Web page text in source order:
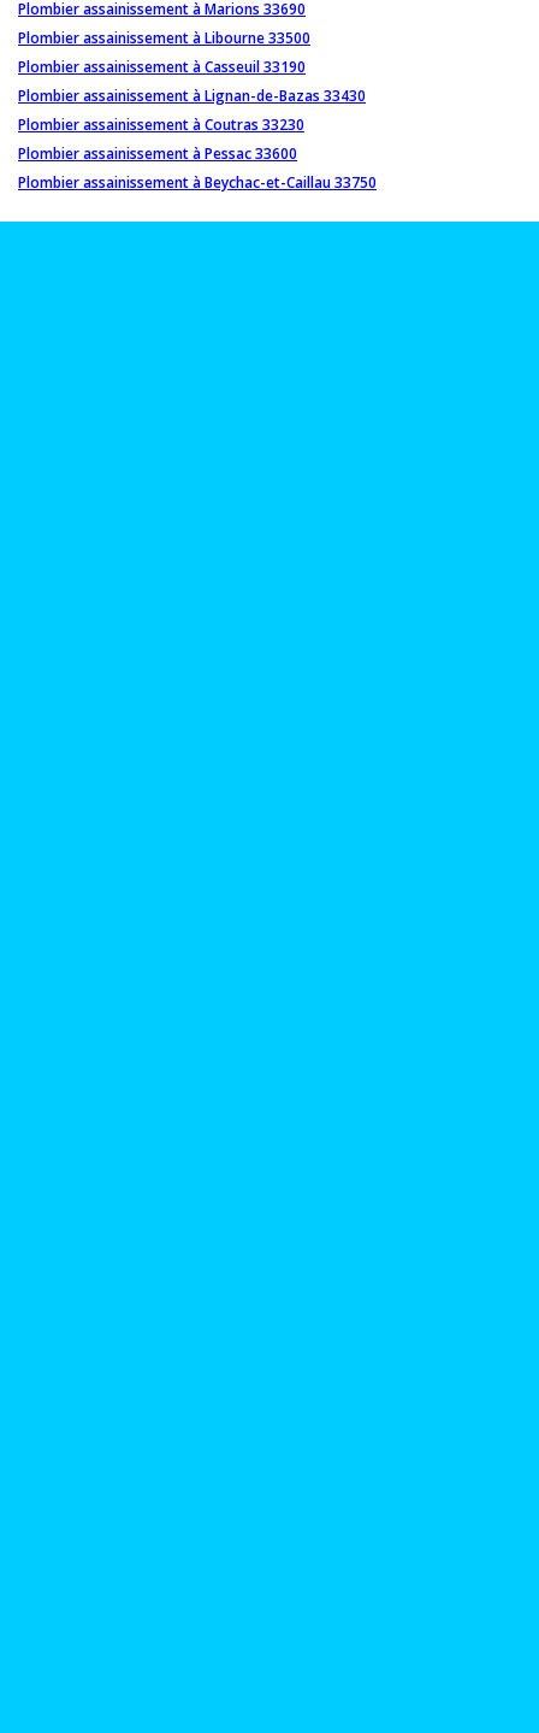
Plombier assainissement à Marions 33690
Plombier assainissement à Libourne 33500
Plombier assainissement à Casseuil 33190
Plombier assainissement à Lignan-de-Bazas 33430
Plombier assainissement à Coutras 33230
Plombier assainissement à Pessac 33600
Plombier assainissement à Beychac-et-Caillau 33750